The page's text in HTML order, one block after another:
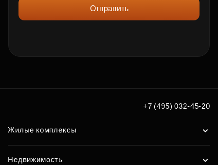
Отправить
+7 (495) 032-45-20
Жилые комплексы
Недвижимость